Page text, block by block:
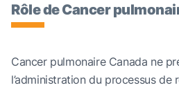
Rôle de Cancer
Cancer pulmonaire Canada ne
l’administration du processus de